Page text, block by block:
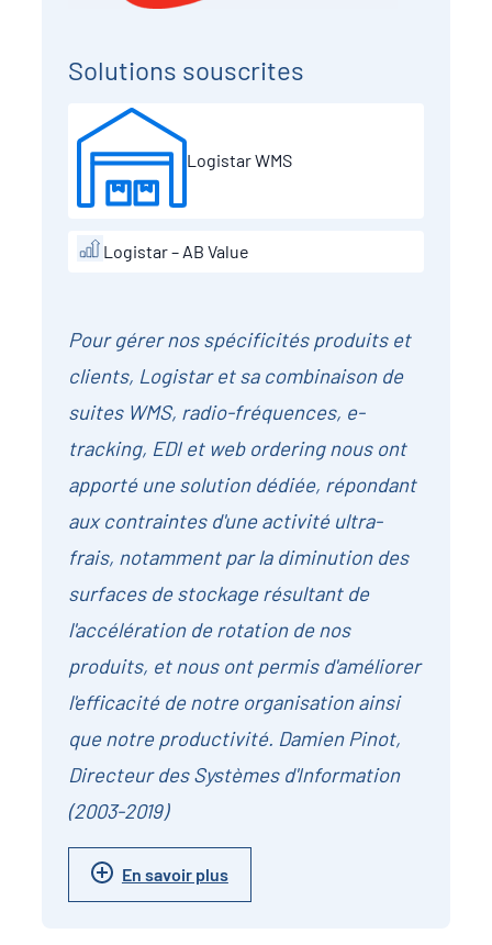
Solutions souscrites
Logistar WMS
Logistar – AB Value
Pour gérer nos spécificités produits et
clients, Logistar et sa combinaison de
suites WMS, radio-fréquences, e-
tracking, EDI et web ordering nous ont
apporté une solution dédiée, répondant
aux contraintes d'une activité ultra-
frais, notamment par la diminution des
surfaces de stockage résultant de
l'accélération de rotation de nos
produits, et nous ont permis d'améliorer
l'efficacité de notre organisation ainsi
que notre productivité. Damien Pinot,
Directeur des Systèmes d'Information
(2003-2019)
En savoir plus